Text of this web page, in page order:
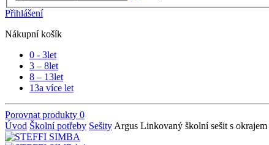
Přihlášení
Nákupní košík
0 - 3let
3 – 8let
8 – 13let
13a více let
Porovnat produkty 0
Úvod Školní potřeby Sešity Argus Linkovaný školní sešit s